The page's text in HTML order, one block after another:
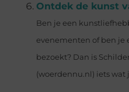
Ontdek de kunst
Ben je een
evenementen of ben je
bezoekt? Dan is
(woerdennu.nl) iets wat